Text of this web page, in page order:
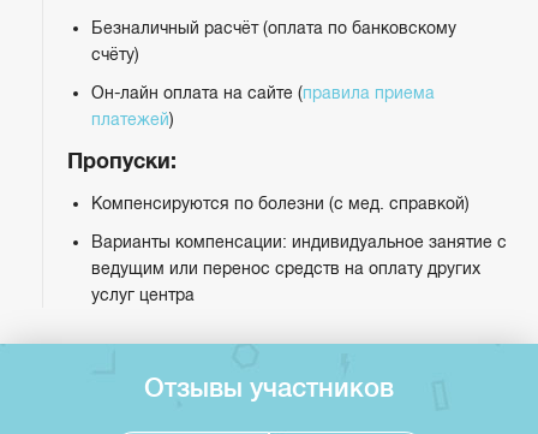
Безналичный расчёт (оплата по банковскому
счёту)
Он-лайн оплата на сайте (правила приема
платежей)
Пропуски:
Компенсируются по болезни (с мед. справкой)
Варианты компенсации: индивидуальное занятие с
ведущим или перенос средств на оплату других
услуг центра
Отзывы участников